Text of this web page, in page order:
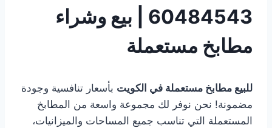
60484543 | بيع وشراء
مطابخ مستعملة
للبيع مطابخ مستعملة في الكويت بأسعار تنافسية وجودة
مضمونة! نحن نوفر لك مجموعة واسعة من المطابخ
المستعملة التي تناسب جميع المساحات والميزانيات،